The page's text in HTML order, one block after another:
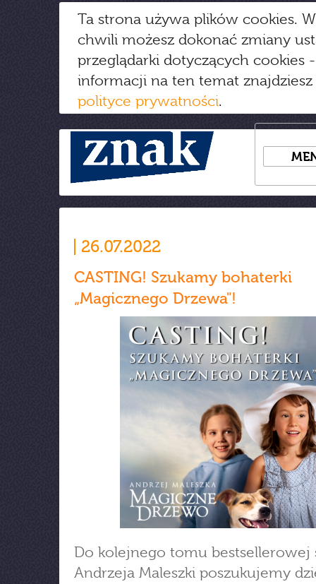
Ta strona używa plików cookies.
chwili możesz dokonać zmiany
przeglądarki dotyczących cookies
informacji na ten temat
polityce prywatności.
26.07.2022
CASTING! Szukamy bohaterki
„Magicznego Drzewa"!
Do kolejnego tomu bestsellerowej
Andrzeja Maleszki poszukujemy